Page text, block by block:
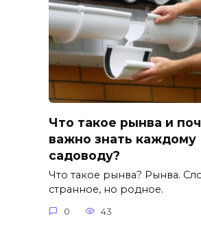
Что такое рынва и
важно знать каждому
садоводу?
Что такое рынва? Рынва.
странное, но родное.
0 43